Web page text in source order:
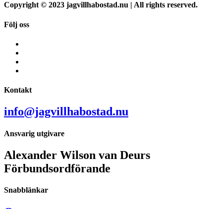
Copyright © 2023 jagvillhabostad.nu | All rights reserved.
Följ oss
Kontakt
info@jagvillhabostad.nu
Ansvarig utgivare
Alexander Wilson van Deurs
Förbundsordförande
Snabblänkar